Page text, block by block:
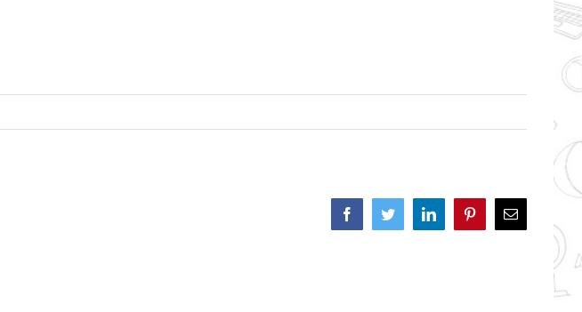
FacebookTwitterLinkedIn PinterestCorreo
electrónico